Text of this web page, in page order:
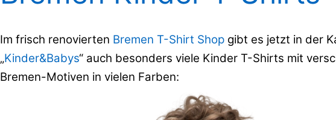
Im frisch renovierten Bremen T-Shirt Shop gibt es jetzt in der
„Kinder&Babys“ auch besonders viele Kinder T-Shirts mit
Bremen-Motiven in vielen Farben: